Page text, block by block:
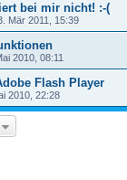
bei mir nicht! :-(
Mär 2011, 15:39
2010, 08:11
Flash Player
2010, 22:28